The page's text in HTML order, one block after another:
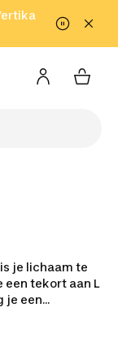
naar de footer
je lichaam te
een tekort aan L
je een